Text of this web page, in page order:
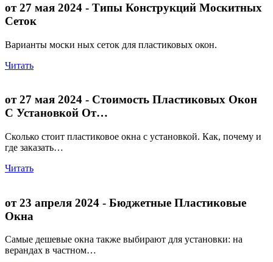
от 27 мая 2024 - Типы Конструкций Москитных
Сеток
Варианты моски ных сеток для пластиковых окон.
Читать
от 27 мая 2024 - Стоимость Пластиковых Окон
С Установкой От…
Сколько стоит пластиковое окна с установкой. Как, почему и
где заказать…
Читать
от 23 апреля 2024 - Бюджетные Пластиковые
Окна
Самые дешевые окна также выбирают для установки: на
верандах в частном…